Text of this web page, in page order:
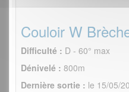
Couloir W
Difficulté : D - 60° max
Dénivelé : 800m
Dernière sortie : le 15/05/